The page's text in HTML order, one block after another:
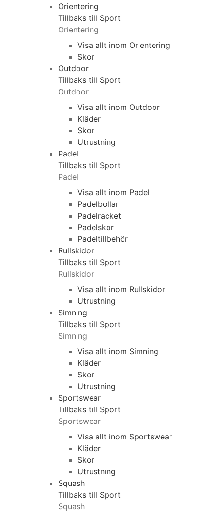
Orientering
Tillbaks till Sport
Orientering
Visa allt inom Orientering
Skor
Outdoor
Tillbaks till Sport
Outdoor
Visa allt inom Outdoor
Kläder
Skor
Utrustning
Padel
Tillbaks till Sport
Padel
Visa allt inom Padel
Padelbollar
Padelracket
Padelskor
Padeltillbehör
Rullskidor
Tillbaks till Sport
Rullskidor
Visa allt inom Rullskidor
Utrustning
Simning
Tillbaks till Sport
Simning
Visa allt inom Simning
Kläder
Skor
Utrustning
Sportswear
Tillbaks till Sport
Sportswear
Visa allt inom Sportswear
Kläder
Skor
Utrustning
Squash
Tillbaks till Sport
Squash